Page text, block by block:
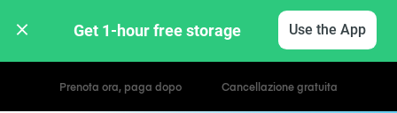
Get 1-hour free storage Use the App
Tariffe orarie / giornaliere